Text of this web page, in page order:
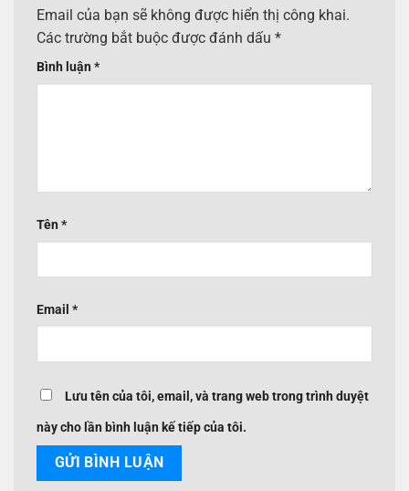
Email của bạn sẽ không được hiển thị công khai.
Các trường bắt buộc được đánh dấu *
Bình luận *
Tên *
Email *
Lưu tên của tôi, email, và trang web trong trình duyệt
này cho lần bình luận kế tiếp của tôi.